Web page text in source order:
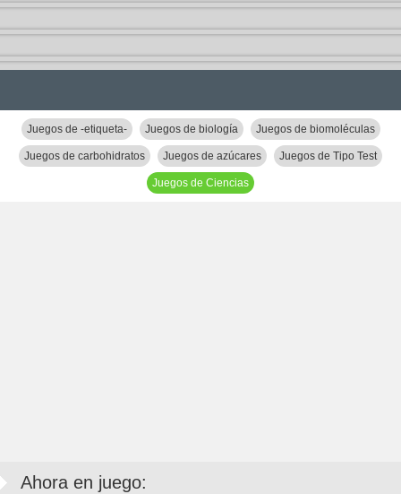
Juegos de -etiqueta- Juegos de biología Juegos de biomoléculas
Juegos de carbohidratos Juegos de azúcares Juegos de Tipo Test
Juegos de Ciencias
Ahora en juego: